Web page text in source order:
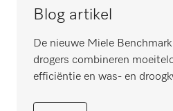
Blog artikel
De nieuwe Miele
drogers combineren
efficiëntie en was- en